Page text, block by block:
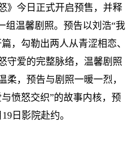
》今日正式开启预售，并释
组温馨剧照。预告以刘浩“我
，勾勒出两人从青涩相恋、
守爱的完整脉络，温馨剧照
柔，预告与剧照一暖一烈，
愤怒交织”的故事内核，预
日影院赴约。